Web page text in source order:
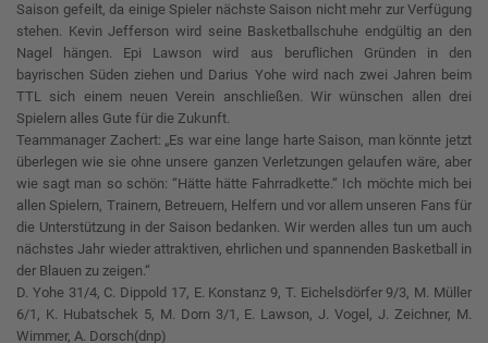
Saison gefeilt, da einige Spieler nächste Saison nicht mehr zur Verfügung
stehen. Kevin Jefferson wird seine Basketballschuhe endgültig an den
Nagel hängen. Epi Lawson wird aus beruflichen Gründen in den
bayrischen Süden ziehen und Darius Yohe wird nach zwei Jahren beim
TTL sich einem neuen Verein anschließen. Wir wünschen allen drei
Spielern alles Gute für die Zukunft.
Teammanager Zachert: „Es war eine lange harte Saison, man könnte jetzt
überlegen wie sie ohne unsere ganzen Verletzungen gelaufen wäre, aber
wie sagt man so schön: “Hätte hätte Fahrradkette.“ Ich möchte mich bei
allen Spielern, Trainern, Betreuern, Helfern und vor allem unseren Fans für
die Unterstützung in der Saison bedanken. Wir werden alles tun um auch
nächstes Jahr wieder attraktiven, ehrlichen und spannenden Basketball in
der Blauen zu zeigen.“
D. Yohe 31/4, C. Dippold 17, E. Konstanz 9, T. Eichelsdörfer 9/3, M. Müller
6/1, K. Hubatschek 5, M. Dorn 3/1, E. Lawson, J. Vogel, J. Zeichner, M.
Wimmer, A. Dorsch(dnp)